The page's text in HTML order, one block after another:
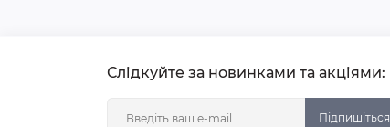
Слідкуйте за новинками та акціями:
Підпишіться